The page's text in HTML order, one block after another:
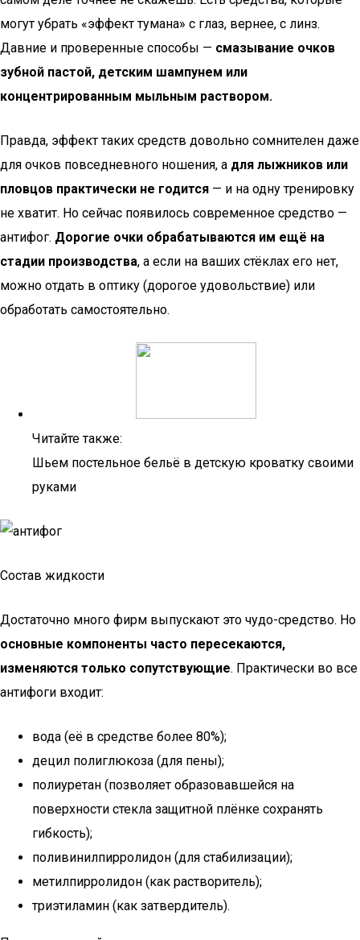
могут убрать «эффект тумана» с глаз, вернее, с линз.
Давние и проверенные способы — смазывание очков
зубной пастой, детским шампунем или
концентрированным мыльным раствором.
Правда, эффект таких средств довольно сомнителен даже
для очков повседневного ношения, а для лыжников или
пловцов практически не годится — и на одну тренировку
не хватит. Но сейчас появилось современное средство —
антифог. Дорогие очки обрабатываются им ещё на
стадии производства, а если на ваших стёклах его нет,
можно отдать в оптику (дорогое удовольствие) или
обработать самостоятельно.
Читайте также:
Шьем постельное бельё в детскую кроватку своими
руками
Состав жидкости
Достаточно много фирм выпускают это чудо-средство. Но
основные компоненты часто пересекаются,
изменяются только сопутствующие. Практически во все
антифоги входит:
вода (её в средстве более 80%);
децил полиглюкоза (для пены);
полиуретан (позволяет образовавшейся на
поверхности стекла защитной плёнке сохранять
гибкость);
поливинилпирролидон (для стабилизации);
метилпирролидон (как растворитель);
триэтиламин (как затвердитель).